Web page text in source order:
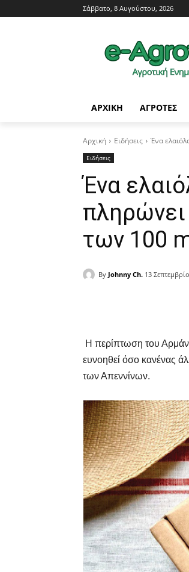
Σάββατο, 8 Αυγούστου, 2026
ΑΡΧΙΚΗ AΓΡΟΤΕΣ
Αρχική Ειδήσεις Ένα
Ειδήσεις
Ένα
των 100
By Johnny Ch. 13
Η περίπτωση του
ευνοηθεί όσο κανένας
των Απεννίνων.